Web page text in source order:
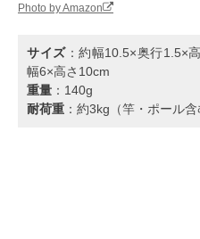
Photo by Amazon
サイズ：約幅10.5×奥行1.5×
幅6×高さ10cm
重量 ：140g
耐荷重 ：約3kg（竿・ポール含